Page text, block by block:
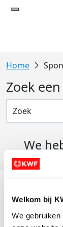
Welkom bij
We
Zoek
We